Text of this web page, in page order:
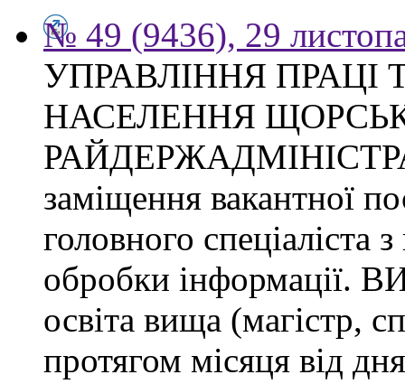
№ 49 (9436), 29
УПРАВЛІННЯ ПРАЦІ
НАСЕЛЕННЯ
заміщення вакантної
головного спеціаліста
обробки
освіта вища (магістр,
протягом місяця від